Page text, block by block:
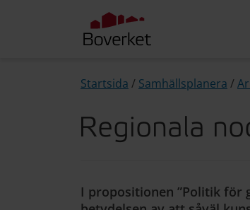
Startsida / Samhällsplanera /
Regionala
I propositionen ”Politik för